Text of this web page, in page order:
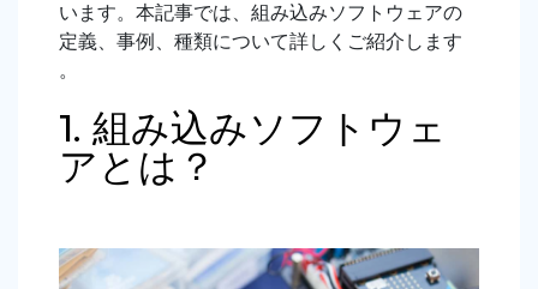
います。本記事では、組み込みソフトウェアの
定義、事例、種類について詳しくご紹介します
。
1. 組み込みソフトウェ
アとは？